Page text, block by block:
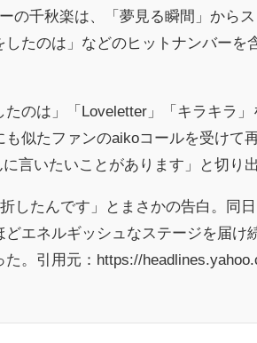
の千秋楽は、「夢見る瞬間」からス
したのは」などのヒットナンバーを
のは」「Loveletter」「キラキラ」
似たファンのaikoコールを受けて
言いたいことがあります」と切り出
したんです」とまさかの告白。同
どエネルギッシュなステージを届け
。引用元：https://